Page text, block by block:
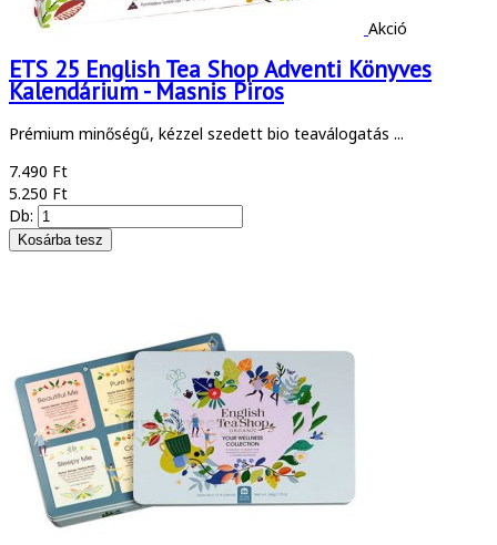
Akció
ETS 25 English Tea Shop Adventi Könyves
Kalendárium - Masnis Piros
Prémium minőségű, kézzel szedett bio teaválogatás ...
7.490 Ft
5.250 Ft
Db: